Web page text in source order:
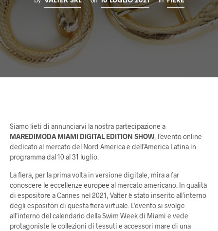
Siamo lieti di annunciarvi la nostra partecipazione a
MAREDIMODA MIAMI DIGITAL EDITION SHOW, l’evento online
dedicato al mercato del Nord America e dell’America Latina in
programma dal 10 al 31 luglio.
La fiera, per la prima volta in versione digitale, mira a far
conoscere le eccellenze europee al mercato americano. In qualità
di espositore a Cannes nel 2021, Valter è stato inserito all’interno
degli espositori di questa fiera virtuale. L’evento si svolge
all’interno del calendario della Swim Week di Miami e vede
protagoniste le collezioni di tessuti e accessori mare di una